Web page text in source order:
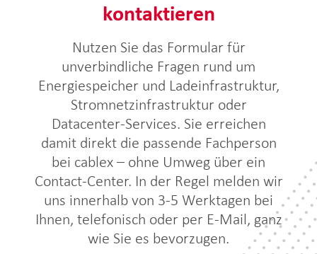
kontaktieren
Nutzen Sie das Formular für
unverbindliche Fragen rund um
Energiespeicher und Ladeinfrastruktur,
Stromnetzinfrastruktur oder
Datacenter-Services. Sie erreichen
damit direkt die passende Fachperson
bei cablex – ohne Umweg über ein
Contact-Center. In der Regel melden wir
uns innerhalb von 3-5 Werktagen bei
Ihnen, telefonisch oder per E-Mail, ganz
wie Sie es bevorzugen.